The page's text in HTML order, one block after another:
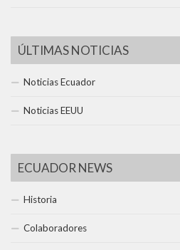
ÚLTIMAS NOTICIAS
Noticias Ecuador
Noticias EEUU
ECUADOR NEWS
Historia
Colaboradores